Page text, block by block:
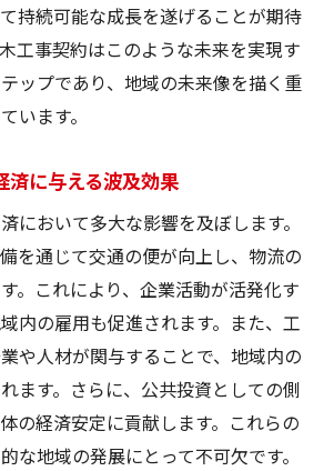
における倫理的な配慮
の契約内容の重要性
の声を反映した工事計画
発展へのコミットメント
じた地域理解の促進
持続可能な成長を遂げることが期待
工事契約はこのような未来を実現す
ップであり、地域の未来像を描く重
います。
済に与える波及効果
において多大な影響を及ぼします。
を通じて交通の便が向上し、物流の
。これにより、企業活動が活発化す
内の雇用も促進されます。また、工
や人材が関与することで、地域内の
ます。さらに、公共投資としての側
の経済安定に貢献します。これらの
な地域の発展にとって不可欠です。